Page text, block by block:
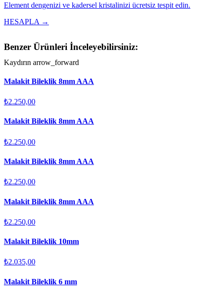
Element dengenizi ve kadersel kristalinizi ücretsiz tespit edin.
HESAPLA →
Benzer Ürünleri İnceleyebilirsiniz:
Kaydırın arrow_forward
Malakit Bileklik 8mm AAA
₺2.250,00
Malakit Bileklik 8mm AAA
₺2.250,00
Malakit Bileklik 8mm AAA
₺2.250,00
Malakit Bileklik 8mm AAA
₺2.250,00
Malakit Bileklik 10mm
₺2.035,00
Malakit Bileklik 6 mm